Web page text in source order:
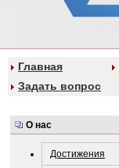
Главная
Задать вопрос
О нас
Достижения